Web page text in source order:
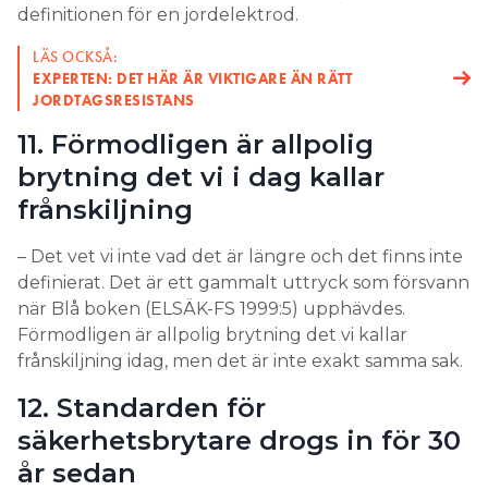
definitionen för en jordelektrod.
LÄS OCKSÅ:
EXPERTEN: DET HÄR ÄR VIKTIGARE ÄN RÄTT
JORDTAGSRESISTANS
11. Förmodligen är allpolig
brytning det vi i dag kallar
frånskiljning
– Det vet vi inte vad det är längre och det finns inte
definierat. Det är ett gammalt uttryck som försvann
när Blå boken (ELSÄK-FS 1999:5) upphävdes.
Förmodligen är allpolig brytning det vi kallar
frånskiljning idag, men det är inte exakt samma sak.
12. Standarden för
säkerhetsbrytare drogs in för 30
år sedan